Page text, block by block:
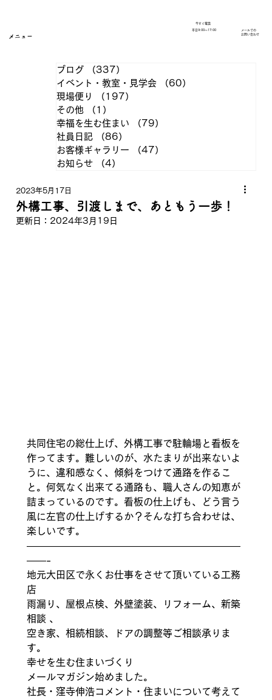
メニュー
今すぐ電話
​平日9:00～17:00
メールでの
​お問い合わせ
ブログ （337）
イベント・教室・見学会
（60）
現場便り
（197）
その他
（1）
幸福を生む住まい
（79）
社員日記
（86）
お客様ギャラリー
（47）
お知らせ
（4）
外構工事、引渡しまで、あともう一歩！
2023年5月17日
更新日： 2024年3月19日
共同住宅の総仕上げ、外構工事で駐輪場と看板を
作ってます。難しいのが、水たまりが出来ないよ
うに、違和感なく、傾斜をつけて通路を作るこ
と。何気なく出来てる通路も、職人さんの知恵が
詰まっているのです。看板の仕上げも、どう言う
風に左官の仕上げするか？そんな打ち合わせは、
楽しいです。
——————————————————————
——-
地元大田区で永くお仕事をさせて頂いている工務
店
雨漏り、屋根点検、外壁塗装、リフォーム、新築
相談 、
空き家、相続相談、ドアの調整等ご相談承りま
す。
幸せを生む住まいづくり
メールマガジン始めました。
社長・窪寺伸浩コメント・住まいについて考えて